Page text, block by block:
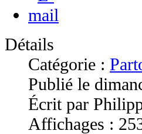
Détails
Catégorie :
Publié le
Écrit par
Affichages :